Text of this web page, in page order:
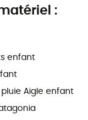
:
enfant
pluie Aigle enfant